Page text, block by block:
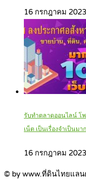
16 กรกฎาคม 2023
รับทำตลาดออนไลน์ โ
เน็ต เป็นเรื่องจำเป็นม
16 กรกฎาคม 2023
© by www.ที่ดินไทยแลน